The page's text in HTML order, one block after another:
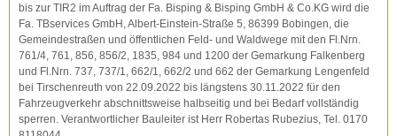
bis zur TIR2 im Auftrag der Fa. Bisping & Bisping GmbH & Co.KG wird die
Fa. TBservices GmbH, Albert-Einstein-Straße 5, 86399 Bobingen, die
Gemeindestraßen und öffentlichen Feld- und Waldwege mit den Fl.Nrn.
761/4, 761, 856, 856/2, 1835, 984 und 1200 der Gemarkung Falkenberg
und Fl.Nrn. 737, 737/1, 662/1, 662/2 und 662 der Gemarkung Lengenfeld
bei Tirschenreuth von 22.09.2022 bis längstens 30.11.2022 für den
Fahrzeugverkehr abschnittsweise halbseitig und bei Bedarf vollständig
sperren. Verantwortlicher Bauleiter ist Herr Robertas Rubezius, Tel. 0170